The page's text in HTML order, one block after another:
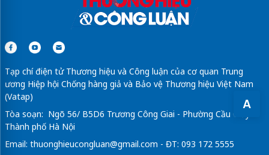
A
Tạp chí điện tử Thương hiệu và Công luận của cơ quan Trung
ương Hiệp hội Chống hàng giả và Bảo vệ Thương hiệu Việt Nam
(Vatap)
Tòa soạn: Ngõ 56/ B5D6 Trương Công Giai - Phường Cầu Giấy -
Thành phố Hà Nội
Email: thuonghieucongluan@gmail.com - ĐT: 093 172 5555